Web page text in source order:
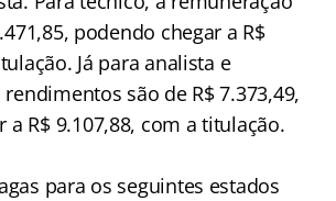
podendo chegar a R$
Já para analista e
são de R$ 7.373,49,
a R$ 9.107,88, com a titulação.
para os seguintes estados